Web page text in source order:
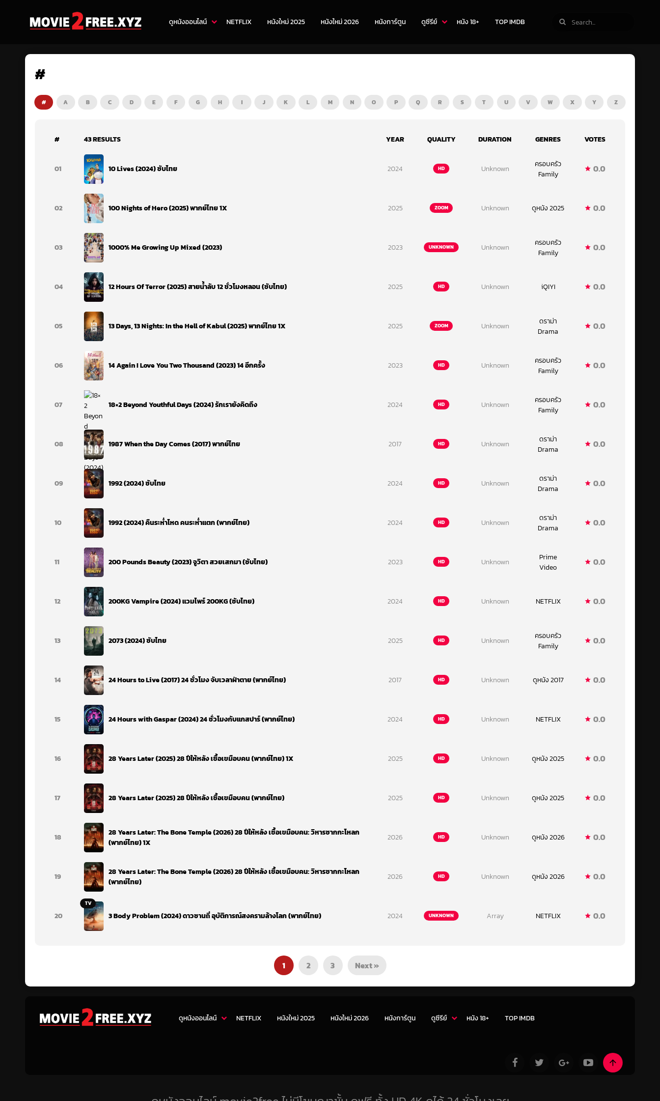
ดูหนังออนไลน์ NETFLIX หนังใหม่ 2025 หนังใหม่ 2026 หนังการ์ตูน ดูซีรีย์ หนัง 18+ TOP IMDB
#
# A B C D E F G H I J K L M N O P Q R S T U V W X Y Z
# 43 RESULTS YEAR QUALITY DURATION GENRES VOTES
01 10 Lives (2024) ซับไทย 2024 HD Unknown
ครอบครัว
Family
0.0
02 100 Nights of Hero (2025) พากย์ไทย 1X 2025 ZOOM Unknown ดูหนัง 2025 0.0
03 1000% Me Growing Up Mixed (2023) 2023 UNKNOWN Unknown
ครอบครัว
Family
0.0
04 12 Hours Of Terror (2025) สายน้ำลับ 12 ชั่วโมงหลอน (ซับไทย) 2025 HD Unknown iQIYI 0.0
05 13 Days, 13 Nights: In the Hell of Kabul (2025) พากย์ไทย 1X 2025 ZOOM Unknown
ดราม่า
Drama
0.0
06 14 Again I Love You Two Thousand (2023) 14 อีกครั้ง 2023 HD Unknown
ครอบครัว
Family
0.0
07 18×2 Beyond Youthful Days (2024) รักเรายังคิดถึง 2024 HD Unknown
ครอบครัว
Family
0.0
08 1987 When the Day Comes (2017) พากย์ไทย 2017 HD Unknown
ดราม่า
Drama
0.0
09 1992 (2024) ซับไทย 2024 HD Unknown
ดราม่า
Drama
0.0
10 1992 (2024) คืนระห่ำโหด คนระห่ำแตก (พากย์ไทย) 2024 HD Unknown
ดราม่า
Drama
0.0
11 200 Pounds Beauty (2023) จูวิตา สวยเสกมา (ซับไทย) 2023 HD Unknown
Prime
Video
0.0
12 200KG Vampire (2024) แวมไพร์ 200KG (ซับไทย) 2024 HD Unknown NETFLIX 0.0
13 2073 (2024) ซับไทย 2025 HD Unknown
ครอบครัว
Family
0.0
14 24 Hours to Live (2017) 24 ชั่วโมง จับเวลาฝ่าตาย (พากย์ไทย) 2017 HD Unknown ดูหนัง 2017 0.0
15 24 Hours with Gaspar (2024) 24 ชั่วโมงกับแกสปาร์ (พากย์ไทย) 2024 HD Unknown NETFLIX 0.0
16 28 Years Later (2025) 28 ปีให้หลัง เชื้อเขมือบคน (พากย์ไทย) 1X 2025 HD Unknown ดูหนัง 2025 0.0
17 28 Years Later (2025) 28 ปีให้หลัง เชื้อเขมือบคน (พากย์ไทย) 2025 HD Unknown ดูหนัง 2025 0.0
18
28 Years Later: The Bone Temple (2026) 28 ปีให้หลัง เชื้อเขมือบคน: วิหารซากกะโหลก
(พากย์ไทย) 1X
2026 HD Unknown ดูหนัง 2026 0.0
19
28 Years Later: The Bone Temple (2026) 28 ปีให้หลัง เชื้อเขมือบคน: วิหารซากกะโหลก
(พากย์ไทย)
2026 HD Unknown ดูหนัง 2026 0.0
20
TV
3 Body Problem (2024) ดาวซานถี่ อุบัติการณ์สงครามล้างโลก (พากย์ไทย) 2024 UNKNOWN Array NETFLIX 0.0
1 2 3 Next »
ดูหนังออนไลน์ NETFLIX หนังใหม่ 2025 หนังใหม่ 2026 หนังการ์ตูน ดูซีรีย์ หนัง 18+ TOP IMDB